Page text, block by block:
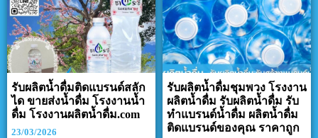
รับผลิตน้ำดื่มติดแบรนด์สลัก
ได ขายส่งน้ำดื่ม โรงงานน้ำ
ดื่ม โรงงานผลิตน้ำดื่ม.com
23/03/2026
รับผลิตน้ำดื่มชุมพวง โรงงาน
ผลิตน้ำดื่ม รับผลิตน้ำดื่ม รับ
ทำแบรนด์น้ำดื่ม ผลิตน้ำดื่ม
ติดแบรนด์ของคุณ ราคาถูก